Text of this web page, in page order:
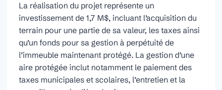
La réalisation du projet représente un
investissement de 1,7 M$, incluant l’acquisition du
terrain pour une partie de sa valeur, les taxes ainsi
qu’un fonds pour sa gestion à perpétuité de
l’immeuble maintenant protégé. La gestion d’une
aire protégée inclut notamment le paiement des
taxes municipales et scolaires, l’entretien et la